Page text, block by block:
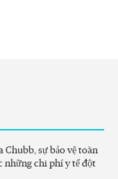
Chubb, sự bảo vệ toàn
những chi phí y tế đột